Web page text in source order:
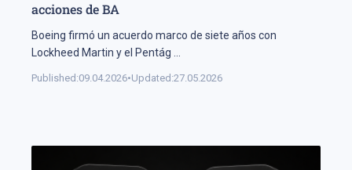
acciones de BA
Boeing firmó un acuerdo marco de siete años con
Lockheed Martin y el Pentág
Published:09.04.2026•Updated:27.05.2026